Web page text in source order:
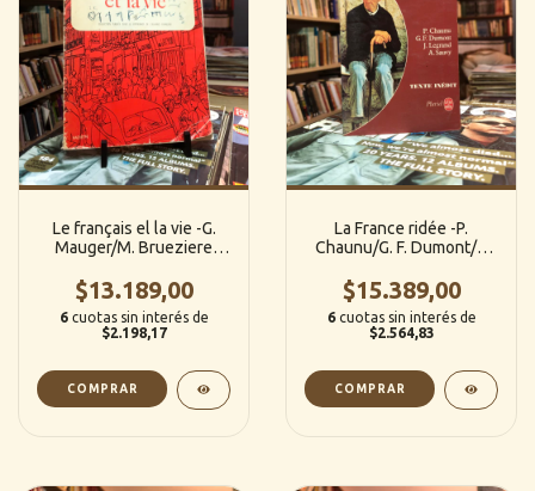
Le français el la vie -G.
Mauger/M. Brueziere
$13.189,00
6 cuotas sin interés de
$2.198,17
La France ridée -P.
Chaunu/G. F. Dumont/J.
(Francés)
$15.389,00
6 cuotas sin interés de
$2.564,83